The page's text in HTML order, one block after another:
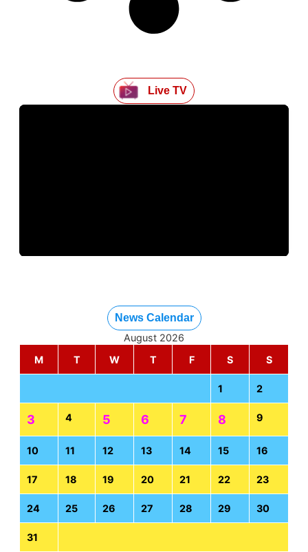
Live TV
News Calendar
August 2026
M
T W T F S S
1 2
3 4 5 6 7 8 9
10 11 12 13 14 15 16
17 18 19 20 21 22 23
24 25 26 27 28 29 30
31